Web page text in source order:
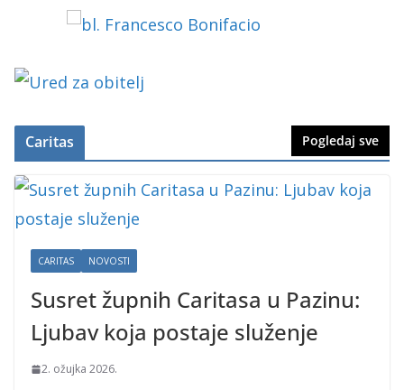
Caritas Pogledaj sve
CARITAS NOVOSTI
Susret župnih Caritasa u Pazinu:
Ljubav koja postaje služenje
2. ožujka 2026.